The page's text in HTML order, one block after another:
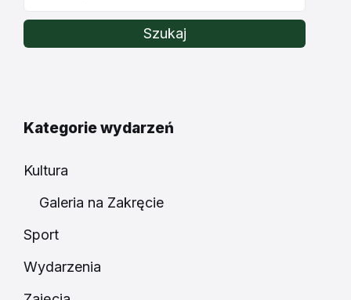
Szukaj
Kategorie wydarzeń
Kultura
Galeria na Zakręcie
Sport
Wydarzenia